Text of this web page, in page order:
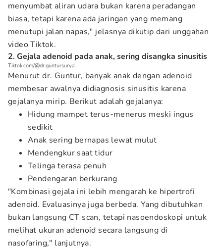
menyumbat aliran udara bukan karena peradangan
biasa, tetapi karena ada jaringan yang memang
menutupi jalan napas," jelasnya dikutip dari unggahan
video Tiktok.
2. Gejala adenoid pada anak, sering disangka sinusitis
Tiktok.com/@dr.guntursurya
Menurut dr. Guntur, banyak anak dengan adenoid
membesar awalnya didiagnosis sinusitis karena
gejalanya mirip. Berikut adalah gejalanya:
Hidung mampet terus-menerus meski ingus
sedikit
Anak sering bernapas lewat mulut
Mendengkur saat tidur
Telinga terasa penuh
Pendengaran berkurang
"Kombinasi gejala ini lebih mengarah ke hipertrofi
adenoid. Evaluasinya juga berbeda. Yang dibutuhkan
bukan langsung CT scan, tetapi nasoendoskopi untuk
melihat ukuran adenoid secara langsung di
nasofaring," lanjutnya.